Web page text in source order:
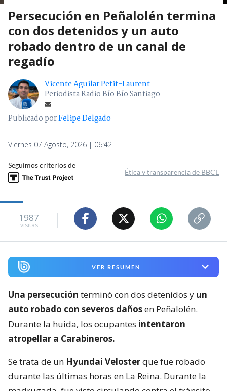
Persecución en Peñalolén termina
con dos detenidos y un auto
robado dentro de un canal de
regadío
Vicente Aguilar Petit-Laurent
Periodista Radio Bío Bío Santiago
Publicado porFelipe Delgado
Viernes 07 Agosto, 2026 | 06:42
Seguimos criterios de
Ética y transparencia de BBCL
1987
visitas
VER RESUMEN
Una persecución terminó con dos detenidos y un
auto robado con severos dañosen Peñalolén.
Durante la huida, los ocupantes intentaron
atropellar a Carabineros.
Se trata de un Hyundai Velosterque fue robado
durante las últimas horas en La Reina. Durante la